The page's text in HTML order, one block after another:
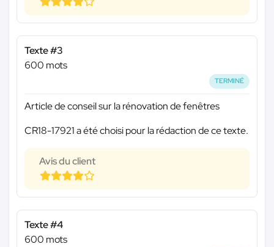
Texte #3
600 mots
TERMINÉ
Article de conseil sur la rénovation de fenêtres
CR18-17921 a été choisi pour la rédaction de ce texte.
Avis du client
Texte #4
600 mots